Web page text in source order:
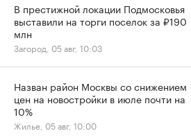
В престижной локации Подмосковья
выставили на торги поселок за ₽190
млн
Загород, 05 авг, 10:03
Назван район Москвы со снижением
цен на новостройки в июле почти на
10%
Жилье, 05 авг, 10:00